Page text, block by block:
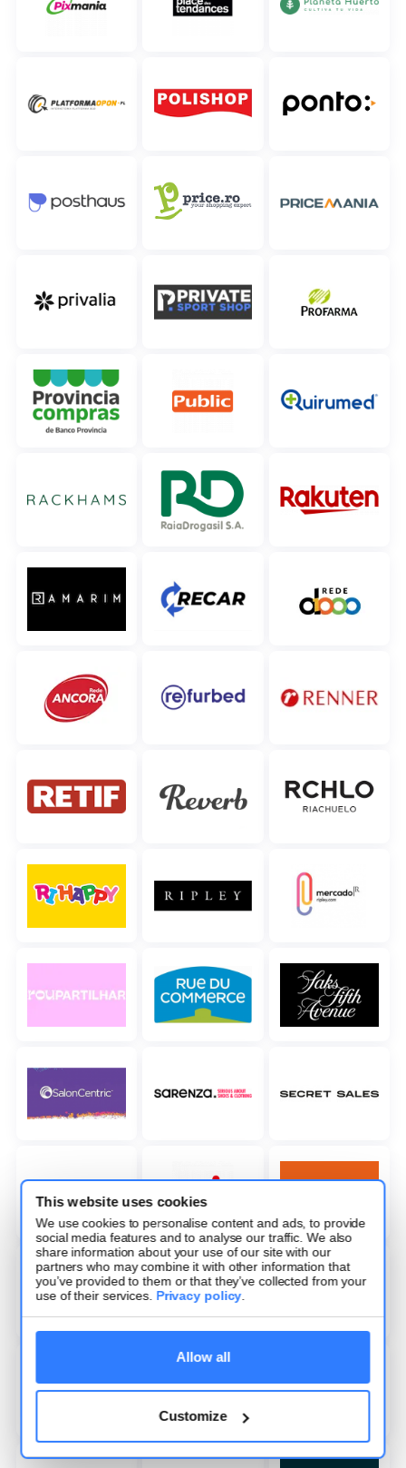
This website uses cookies
We use cookies to personalise content and ads, to provide
social media features and to analyse our traffic. We also
share information about your use of our site with our
partners who may combine it with other information that
you’ve provided to them or that they’ve collected from your
use of their services. Privacy policy.
Allow all
Customize